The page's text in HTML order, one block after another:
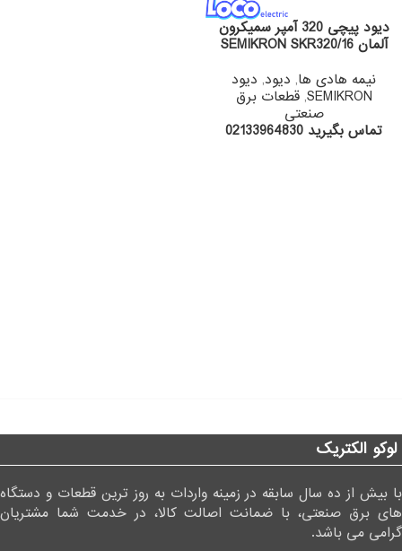
دیود پیچی 320 آمپر سمیکرون
آلمان SEMIKRON SKR320/16
نیمه هادی ها, دیود, دیود
SEMIKRON
,قطعات برق
صنعتی
تماس بگیرید 02133964830
لوکو الکتریک
با بیش از ده سال سابقه در زمینه واردات به روز ترین قطعات و دستگاه
های برق صنعتی، با ضمانت اصالت کالا، در خدمت شما مشتریان
گرامی می باشد.